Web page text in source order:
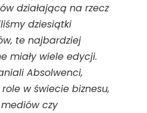
działającą na rzecz
dziesiątki
te najbardziej
miały wiele edycji.
Absolwenci,
w świecie biznesu,
czy